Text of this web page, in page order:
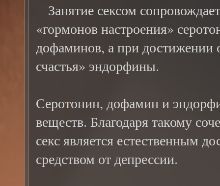
Занятие сексом
«гормонов настроения»
дофаминов, а при достижении
счастья» эндорфины.
Серотонин, дофамин и
веществ. Благодаря такому
секс является естественным
средством от депрессии.